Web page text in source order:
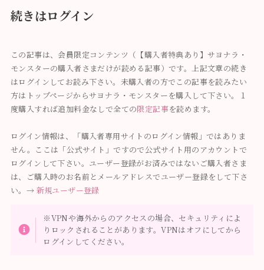
続きはログイン
この記事は、会員限定コンテンツ（【購入者特典あり】サヨナラ・
モンスターの購入者さまだけが読める記事）です。上記文章の続き
はログインしてお読み下さい。未購入者の方でこの記事を読みたい
方はトップページからサヨナラ・モンスターを購入して下さい。１
度購入すれば追加料金なしで全ての限定記事を読めます。
ログイン情報は、「購入者専用サイトのログイン情報」ではありま
せん。ここは「公式サイト」ですので公式サイト用のアカウントで
ログインして下さい。ユーザー登録がお済みではないご購入者さま
は、ご購入時のお名前とメールアドレスでユーザー登録をして下さ
い。→ 新規ユーザー登録
※VPNや海外からのアクセスの場合、セキュリティによ
りロックされることがあります。VPNはオフにしてから
ログインしてください。